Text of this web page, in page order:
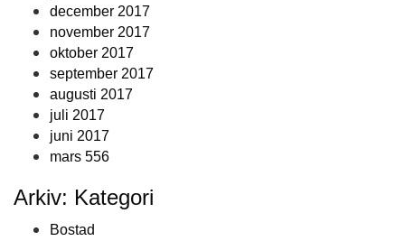
december 2017
november 2017
oktober 2017
september 2017
augusti 2017
juli 2017
juni 2017
mars 556
Arkiv: Kategori
Bostad